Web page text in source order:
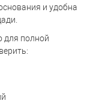
и удобна
для полной